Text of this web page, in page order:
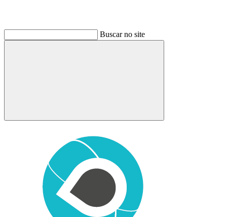
Buscar no site
Buscar